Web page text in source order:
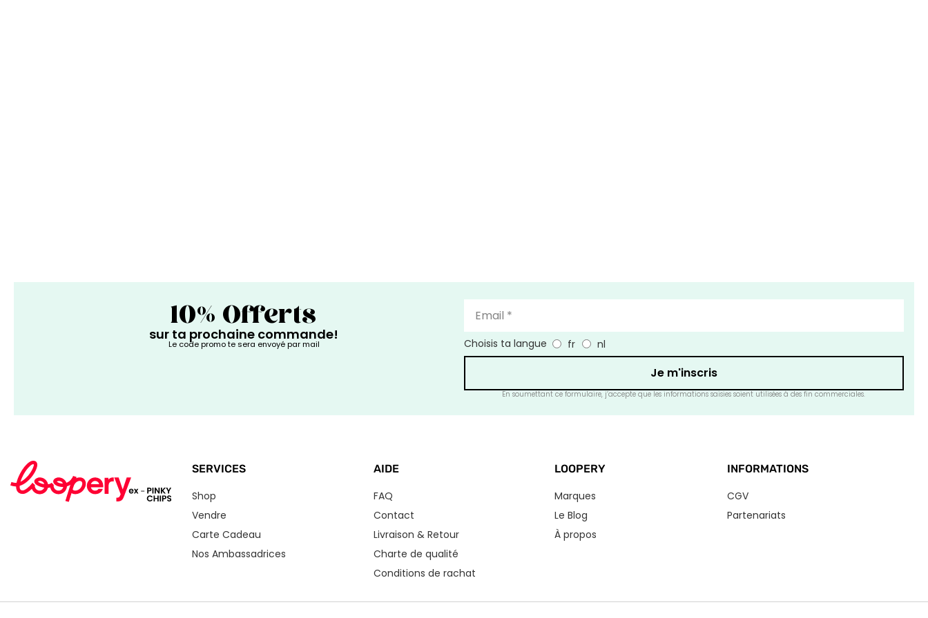
10% Offerts
sur ta prochaine commande!
Le code promo te sera envoyé par mail Choisis ta langue fr nl
Je m'inscris
En soumettant ce formulaire, j’accepte que les informations saisies soient utilisées à des fin commerciales.
SERVICES
Shop
Vendre
Carte Cadeau
Nos Ambassadrices
AIDE
FAQ
Contact
Livraison & Retour
Charte de qualité
Conditions de rachat
LOOPERY
Marques
Le Blog
À propos
INFORMATIONS
CGV
Partenariats